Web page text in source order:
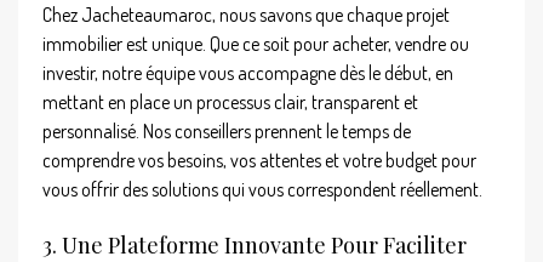
Chez Jacheteaumaroc, nous savons que chaque projet
immobilier est unique. Que ce soit pour acheter, vendre ou
investir, notre équipe vous accompagne dès le début, en
mettant en place un processus clair, transparent et
personnalisé. Nos conseillers prennent le temps de
comprendre vos besoins, vos attentes et votre budget pour
vous offrir des solutions qui vous correspondent réellement.
3. Une Plateforme Innovante Pour Faciliter